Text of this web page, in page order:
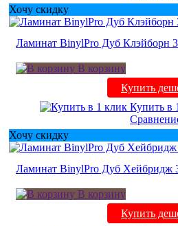
Хочу скидку
Ламинат BinylPro Дуб Клэйборн
В корзину
Купить
Купить в
Хочу скидку
Ламинат BinylPro Дуб Хейбридж
В корзину
Купить